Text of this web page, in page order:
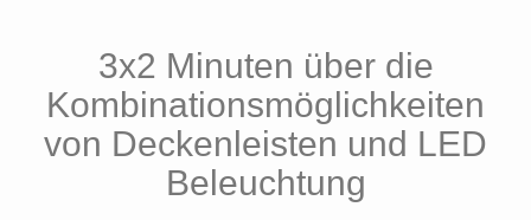
3x2 Minuten über die
Kombinationsmöglichkeiten
von Deckenleisten und LED
Beleuchtung